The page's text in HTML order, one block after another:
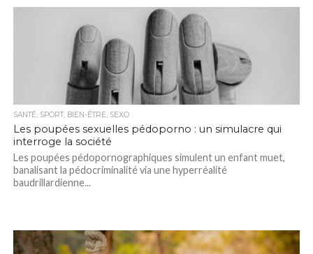
SANTÉ, SPORT, BIEN-ÊTRE, SEXO
Les poupées sexuelles pédoporno : un simulacre qui
interroge la société
Les poupées pédopornographiques simulent un enfant muet,
banalisant la pédocriminalité via une hyperréalité
baudrillardienne...